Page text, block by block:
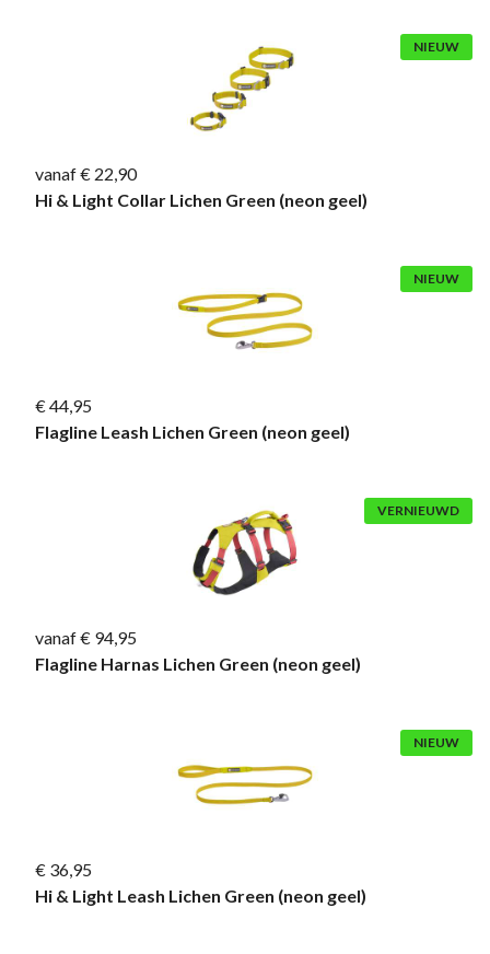
NIEUW
vanaf € 22,90
Hi & Light Collar Lichen Green (neon geel)
NIEUW
€ 44,95
Flagline Leash Lichen Green (neon geel)
VERNIEUWD
vanaf € 94,95
Flagline Harnas Lichen Green (neon geel)
NIEUW
€ 36,95
Hi & Light Leash Lichen Green (neon geel)